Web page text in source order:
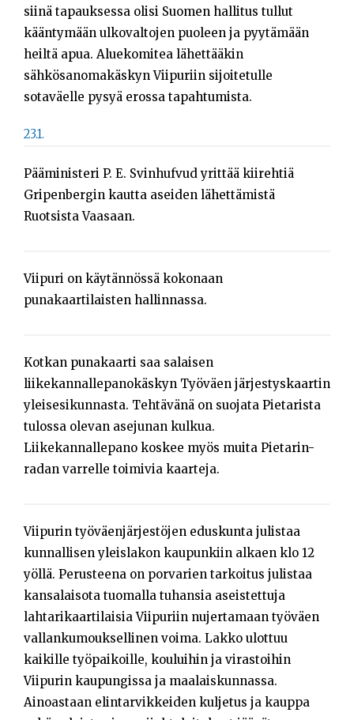
siinä tapauksessa olisi Suomen hallitus tullut
kääntymään ulkovaltojen puoleen ja pyytämään
heiltä apua. Aluekomitea lähettääkin
sähkösanomakäskyn Viipuriin sijoitetulle
sotaväelle pysyä erossa tapahtumista.
23.1.
Pääministeri P. E. Svinhufvud yrittää kiirehtiä
Gripenbergin kautta aseiden lähettämistä
Ruotsista Vaasaan.
Viipuri on käytännössä kokonaan
punakaartilaisten hallinnassa.
Kotkan punakaarti saa salaisen
liikekannallepanokäskyn Työväen järjestyskaartin
yleisesikunnasta. Tehtävänä on suojata Pietarista
tulossa olevan asejunan kulkua.
Liikekannallepano koskee myös muita Pietarin-
radan varrelle toimivia kaarteja.
Viipurin työväenjärjestöjen eduskunta julistaa
kunnallisen yleislakon kaupunkiin alkaen klo 12
yöllä. Perusteena on porvarien tarkoitus julistaa
kansalaisota tuomalla tuhansia aseistettuja
lahtarikaartilaisia Viipuriin nujertamaan työväen
vallankumouksellinen voima. Lakko ulottuu
kaikille työpaikoille, kouluihin ja virastoihin
Viipurin kaupungissa ja maalaiskunnassa.
Ainoastaan elintarvikkeiden kuljetus ja kauppa